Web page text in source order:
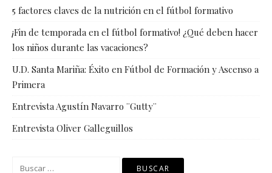
5 factores claves de la nutrición en el fútbol formativo
¡Fin de temporada en el fútbol formativo! ¿Qué deben hacer
los niños durante las vacaciones?
U.D. Santa Mariña: Éxito en Fútbol de Formación y Ascenso a
Primera
Entrevista Agustín Navarro ¨Gutty¨
Entrevista Oliver Galleguillos